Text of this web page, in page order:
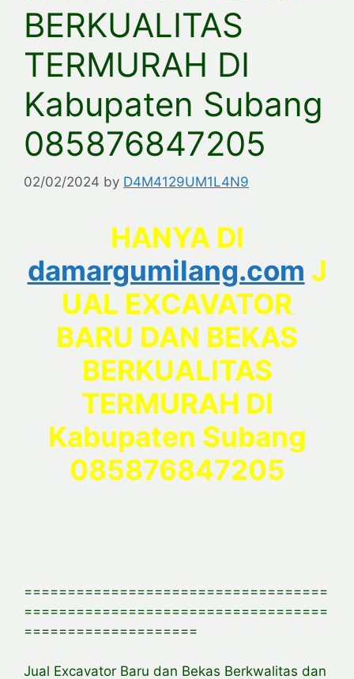
BERKUALITAS
TERMURAH DI
Kabupaten Subang
085876847205
02/02/2024 by D4M4129UM1L4N9
HANYA DI
damargumilang.com J
UAL EXCAVATOR
BARU DAN BEKAS
BERKUALITAS
TERMURAH DI
Kabupaten Subang
085876847205
===================================
===================================
====================
Jual Excavator Baru dan Bekas Berkwalitas dan